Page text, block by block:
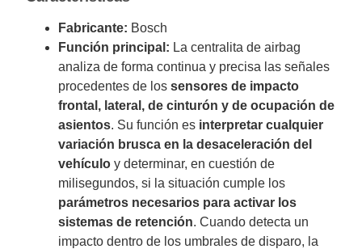
Fabricante: Bosch
Función principal: La centralita de airbag
analiza de forma continua y precisa las señales
procedentes de lossensores de impacto
frontal, lateral, de cinturón y de ocupación de
asientos. Su función es interpretar cualquier
variación brusca en la desaceleración del
vehículo y determinar, en cuestión de
milisegundos, si la situación cumple los
parámetros necesarios para activar los
sistemas de retención. Cuando detecta un
impacto dentro de los umbrales de disparo, la